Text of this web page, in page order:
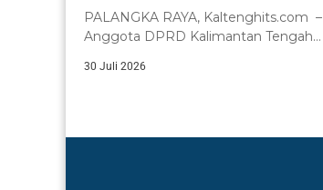
PALANGKA RAYA, Kaltenghits.com –
Anggota DPRD Kalimantan Tengah
30 Juli 2026